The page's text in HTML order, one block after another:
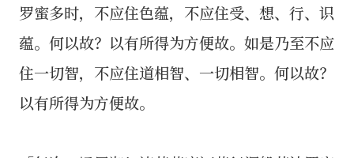
罗蜜多时，不应住色蕴，不应住受、想、行、识
蕴。何以故？以有所得为方便故。如是乃至不应
住一切智，不应住道相智、一切相智。何以故？
以有所得为方便故。